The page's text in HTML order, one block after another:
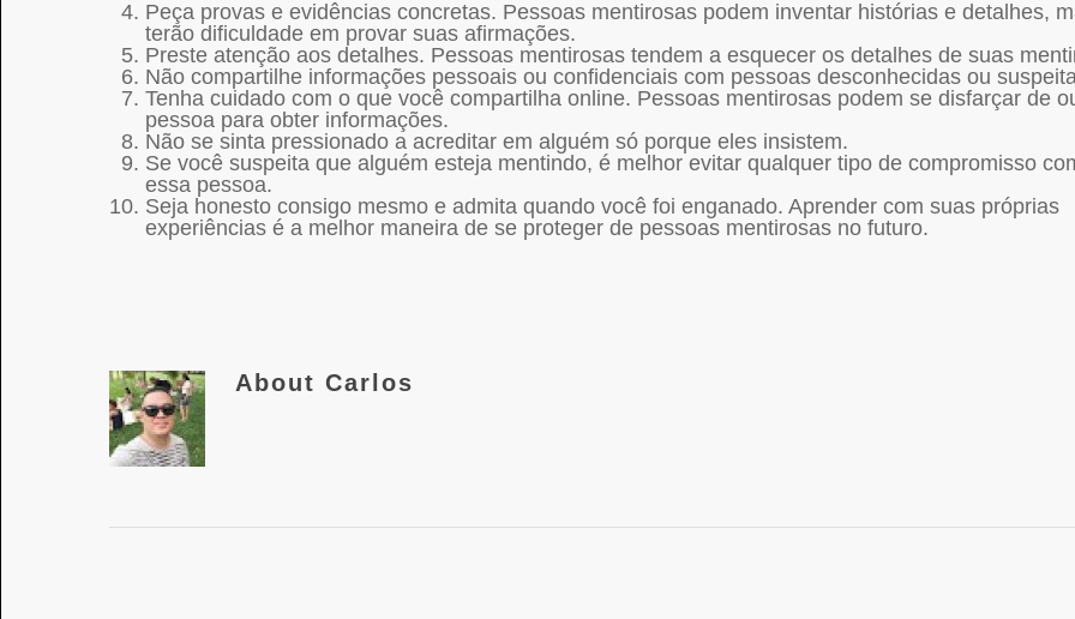
Peça provas e evidências concretas. Pessoas mentirosas podem inventar histórias e detalhes,
terão dificuldade em provar suas afirmações.
Preste atenção aos detalhes. Pessoas mentirosas tendem a esquecer os detalhes de suas
Não compartilhe informações pessoais ou confidenciais com pessoas desconhecidas ou
Tenha cuidado com o que você compartilha online. Pessoas mentirosas podem se disfarçar de
pessoa para obter informações.
Não se sinta pressionado a acreditar em alguém só porque eles insistem.
Se você suspeita que alguém esteja mentindo, é melhor evitar qualquer tipo de compromisso
essa pessoa.
Seja honesto consigo mesmo e admita quando você foi enganado. Aprender com suas próprias
experiências é a melhor maneira de se proteger de pessoas mentirosas no futuro.
About Carlos